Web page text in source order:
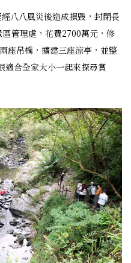
八八風災後造成損毀，封閉長
管理處，花費2700萬元，修
座吊橋，擴建三座涼亭，並整
適合全家大小一起來探尋賞